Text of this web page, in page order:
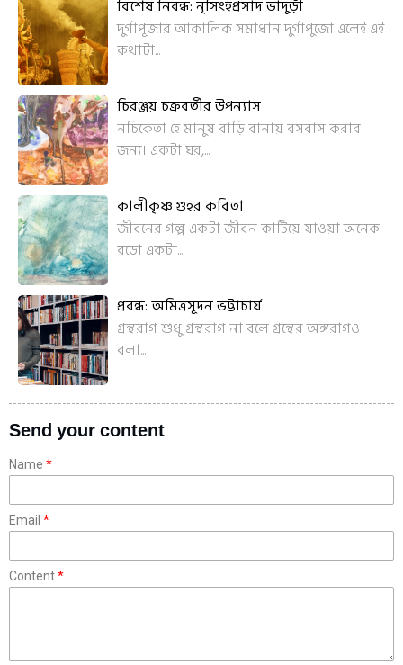
বিশেষ নিবন্ধ: নৃসিংহপ্রসাদ ভাদুড়ী
দুর্গাপূজার আকালিক সমাধান দুর্গাপুজো এলেই এই
কথাটা...
চিরঞ্জয় চক্রবর্তীর উপন্যাস
নচিকেতা হে মানুষ বাড়ি বানায় বসবাস করার
জন্য। একটা ঘর,...
কালীকৃষ্ণ গুহর কবিতা
জীবনের গল্প একটা জীবন কাটিয়ে যাওয়া অনেক
বড়ো একটা...
প্রবন্ধ: অমিত্রসূদন ভট্টাচার্য
গ্রন্থরাগ শুধু গ্রন্থরাগ না বলে গ্রন্থের অঙ্গরাগও
বলা...
Send your content
Name
Email
Content